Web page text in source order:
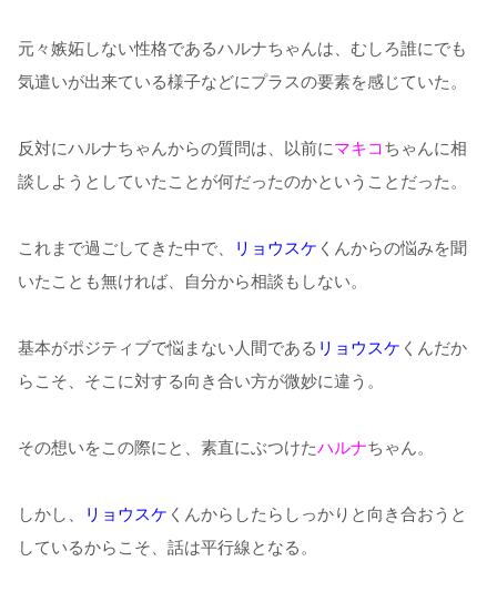
元々嫉妬しない性格であるハルナちゃんは、むしろ誰にでも
気遣いが出来ている様子などにプラスの要素を感じていた。
反対にハルナちゃんからの質問は、以前にマキコ ちゃんに相
談しようとしていたことが何だったのかということだった。
これまで過ごしてきた中で、 リョウスケ くんからの悩みを聞
いたことも無ければ、自分から相談もしない。
基本がポジティブで悩まない人間である リョウスケ くんだか
らこそ、そこに対する向き合い方が微妙に違う。
その想いをこの際にと、素直にぶつけたハルナちゃん。
しかし、 リョウスケ くんからしたらしっかりと向き合おうと
しているからこそ、話は平行線となる。